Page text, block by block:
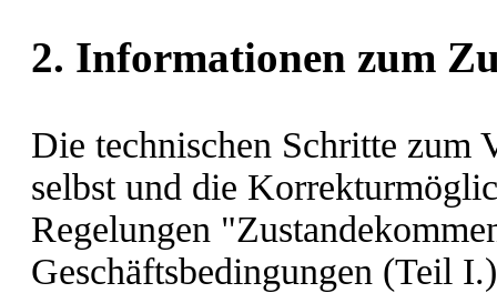
2. Informationen zum
Die technischen Schritte zum
selbst und die
Regelungen
Geschäftsbedingungen (Teil